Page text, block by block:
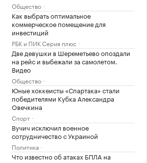
Общество
Как выбрать оптимальное
коммерческое помещение для
инвестиций
РБК и ПИК Серия плюс
Две девушки в Шереметьево опоздали
на рейс и выбежали за самолетом.
Видео
Общество
Юные хоккеисты «Спартака» стали
победителями Кубка Александра
Овечкина
Спорт
Вучич исключил военное
сотрудничество с Украиной
Политика
Что известно об атаках БПЛА на